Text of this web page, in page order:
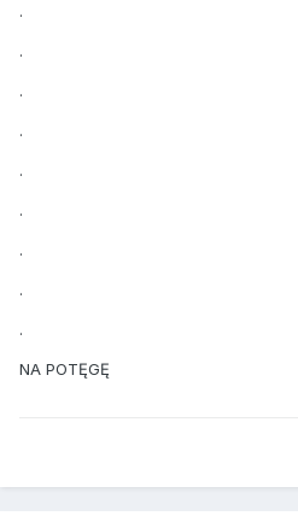
.
.
.
.
.
.
.
.
.
NA POTĘGĘ